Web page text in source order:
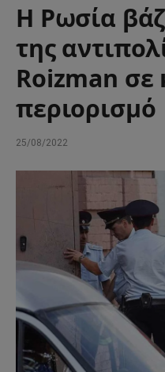
Η Ρωσία
της
Roizman σε
περιορισμό
25/08/2022